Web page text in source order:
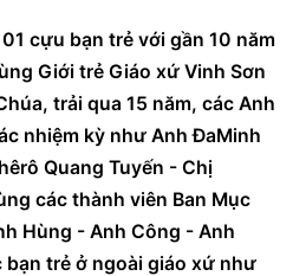
cựu bạn trẻ với gần 10 năm
Giới trẻ Giáo xứ Vinh Sơn
trải qua 15 năm, các Anh
nhiệm kỳ như Anh ĐaMinh
Quang Tuyến - Chị
các thành viên Ban Mục
Hùng - Anh Công - Anh
bạn trẻ ở ngoài giáo xứ như